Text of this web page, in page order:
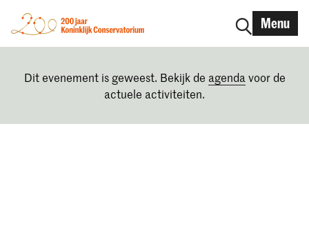
Menu
Dit evenement is geweest. Bekijk de agenda voor de
actuele activiteiten.